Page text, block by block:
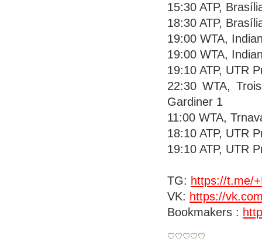
15:30 ATP,
18:30 ATP,
19:00 WTA,
19:00 WTA,
19:10 ATP, UTR
22:30 WTA,
Gardiner 1
11:00 WTA,
18:10 ATP, UTR
19:10 ATP, UTR
TG: https://t.me/
VK: https://
Bookmakers :